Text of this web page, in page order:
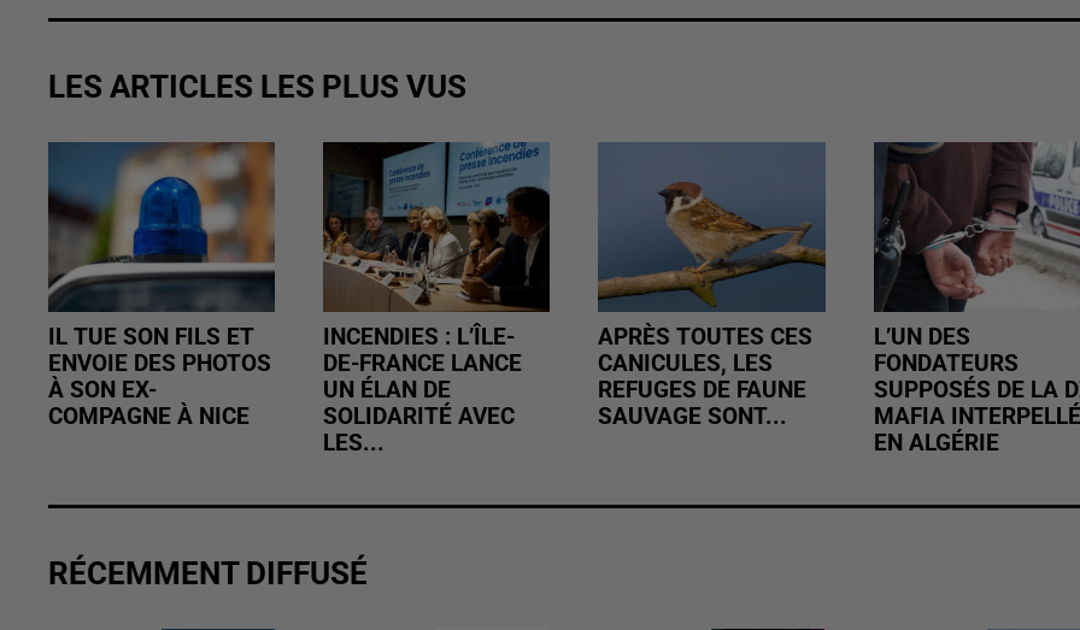
LES ARTICLES LES PLUS VUS
IL TUE SON FILS ET
ENVOIE DES PHOTOS
À SON EX-
COMPAGNE À NICE
INCENDIES : L’ÎLE-
DE-FRANCE LANCE
UN ÉLAN DE
SOLIDARITÉ AVEC
LES...
APRÈS TOUTES CES
CANICULES, LES
REFUGES DE FAUNE
SAUVAGE SONT...
L’UN DES
FONDATEURS
SUPPOSÉS DE LA
MAFIA INTERPELLÉ
EN ALGÉRIE
RÉCEMMENT DIFFUSÉ